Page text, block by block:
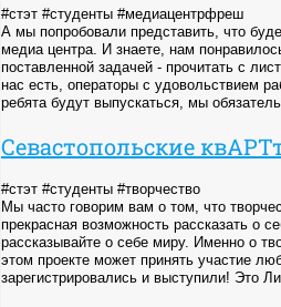
#стэт #студенты #медиацентрфреш
А мы попробовали представить, что
медиа центра. И знаете, нам
поставленной задачей - прочитать с
нас есть, операторы с удовольствием
ребята будут выпускаться, мы
Севастопольские
#стэт #студенты #творчество
Мы часто говорим вам о том, что
прекрасная возможность рассказать о
рассказывайте о себе миру. Именно о
этом проекте может принять участие
зарегистрировались и выступили! Это